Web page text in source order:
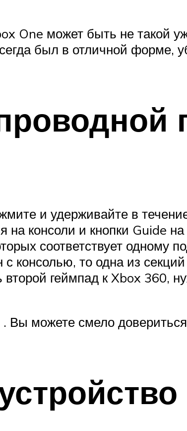
One может быть не такой
был в отличной форме,
и удерживайте в
на консоли и кнопки Guide
соответствует одному
консолью, то одна из
геймпад к Xbox 360,
Вы можете смело